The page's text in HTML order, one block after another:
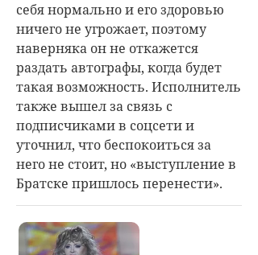
себя нормально и его здоровью
ничего не угрожает, поэтому
наверняка он не откажется
раздать автографы, когда будет
такая возможность. Исполнитель
также вышел за связь с
подписчиками в соцсети и
уточнил, что беспокоиться за
него не стоит, но «выступление в
Братске пришлось перенести».